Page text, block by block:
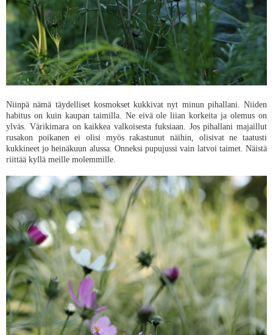
Niinpä nämä täydelliset kosmokset kukkivat nyt minun pihallani. Niiden
habitus on kuin kaupan taimilla. Ne eivä ole liian korkeita ja olemus on
ylväs. Värikimara on kaikkea valkoisesta fuksiaan. Jos pihallani majaillut
rusakon poikanen ei olisi myös rakastunut näihin, olisivat ne taatusti
kukkineet jo heinäkuun alussa. Onneksi pupujussi vain latvoi taimet. Näistä
riittää kyllä meille molemmille.